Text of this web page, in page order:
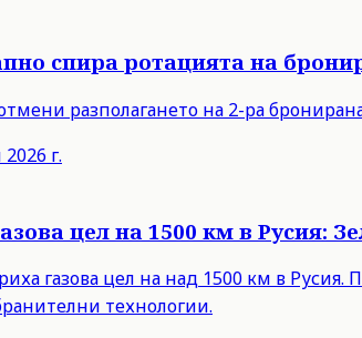
спира ротацията на
разполагането на 2-ра
г.
цел на 1500 км в Русия:
газова цел на над 1500 км в
технологии.